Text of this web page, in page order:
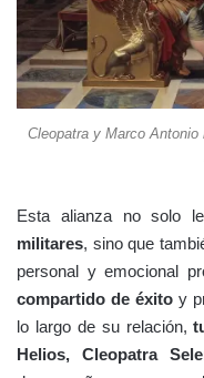
Cleopatra y Marco
Esta alianza no solo
militares, sino que
personal y emocional
compartido de éxito y
lo largo de su relación,
Helios, Cleopatra